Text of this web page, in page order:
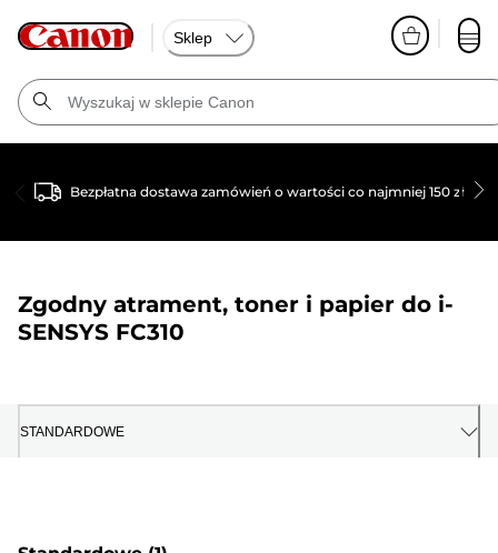
Sklep
Bezpłatna dostawa zamówień o wartości co najmniej 150 zł
Zgodny atrament, toner i papier do i-
SENSYS FC310
STANDARDOWE